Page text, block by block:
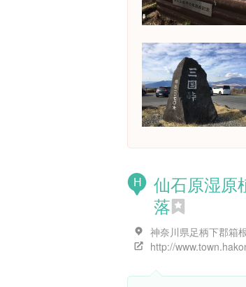
H
仙石原湿原
落
神奈川県足柄下郡箱